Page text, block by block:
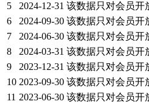
5
2024-12-31 该数据只对会员开
6
2024-09-30 该数据只对会员开
7
2024-06-30 该数据只对会员开
8
2024-03-31 该数据只对会员开
9
2023-12-31 该数据只对会员开
10 2023-09-30 该数据只对会员开
11 2023-06-30 该数据只对会员开